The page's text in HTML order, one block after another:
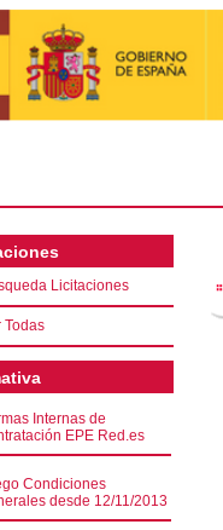
Licitaciones
Todas
Internas de
EPE Red.es
Condiciones
desde 12/11/2013